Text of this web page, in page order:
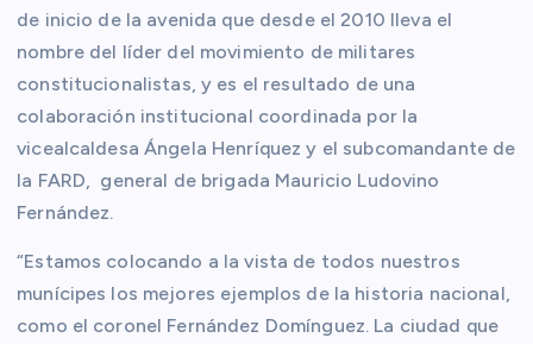
de inicio de la avenida que desde el 2010 lleva el
nombre del líder del movimiento de militares
constitucionalistas, y es el resultado de una
colaboración institucional coordinada por la
vicealcaldesa Ángela Henríquez y el subcomandante de
la FARD, general de brigada Mauricio Ludovino
Fernández.
“Estamos colocando a la vista de todos nuestros
munícipes los mejores ejemplos de la historia nacional,
como el coronel Fernández Domínguez. La ciudad que